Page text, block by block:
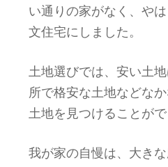
い通りの家がなく、や
文住宅にしました。
土地選びでは、安い土
所で格安な土地などな
土地を見つけることがで
我が家の自慢は、大き